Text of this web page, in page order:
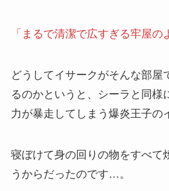
「まるで清潔で広すぎる牢屋の
どうしてイサークがそんな部屋
るのかというと、シーラと同様
力が暴走してしまう爆炎王子の
寝ぼけて身の回りの物をすべて
うからだったのです…。